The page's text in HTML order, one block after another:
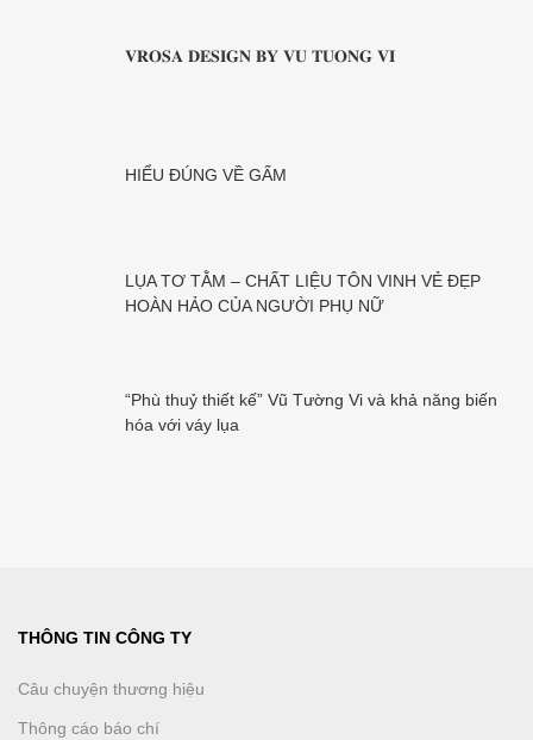
𝐕𝐑𝐎𝐒𝐀 𝐃𝐄𝐒𝐈𝐆𝐍 𝐁𝐘 𝐕𝐔 𝐓𝐔𝐎𝐍𝐆 𝐕𝐈
HIỂU ĐÚNG VỀ GẤM
LỤA TƠ TẰM – CHẤT LIỆU TÔN VINH VẺ ĐẸP
HOÀN HẢO CỦA NGƯỜI PHỤ NỮ
“Phù thuỷ thiết kế” Vũ Tường Vi và khả năng biến
hóa với váy lụa
THÔNG TIN CÔNG TY
Câu chuyện thương hiệu
Thông cáo báo chí